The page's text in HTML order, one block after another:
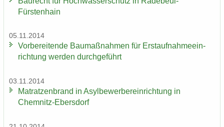
Fürstenhain
05.11.2014
Vor­be­rei­ten­de Bau­maß­nah­men für Erst­auf­nah­me­ein­
rich­tung wer­den durch­ge­führt
03.11.2014
Ma­trat­zen­brand in Asyl­be­wer­ber­ein­rich­tung in
Chemnitz-​Ebersdorf